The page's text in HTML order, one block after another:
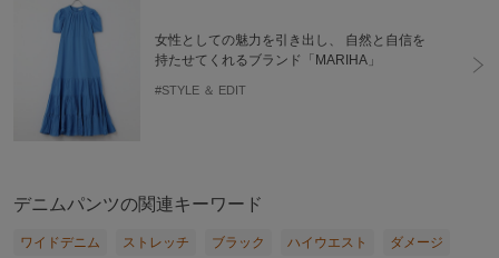
女性としての魅力を引き出し、 自然と自信を
持たせてくれるブランド「MARIHA」
#STYLE ＆ EDIT
デニムパンツの関連キーワード
ワイドデニム ストレッチ ブラック ハイウエスト ダメージ